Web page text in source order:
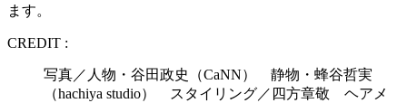
ます。
CREDIT :
写真／人物・谷田政史（CaNN） 静物・蜂谷哲実
（hachiya studio） スタイリング／四方章敬 ヘアメ